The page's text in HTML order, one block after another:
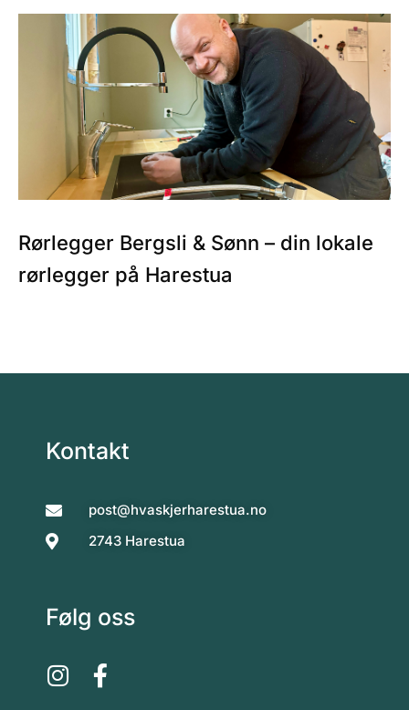
Rørlegger Bergsli & Sønn – din lokale
rørlegger på Harestua
Kontakt
post@hvaskjerharestua.no
2743 Harestua
Følg oss